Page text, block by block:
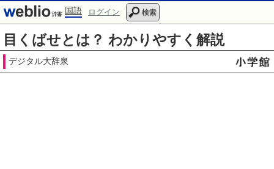
国語 ログイン 検索
目くばせとは？ わかりやすく解説
デジタル大辞泉